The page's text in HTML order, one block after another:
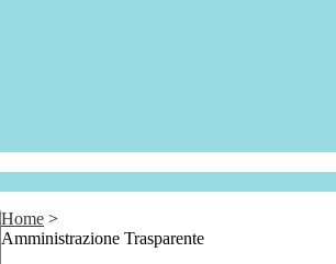
Home >
Amministrazione Trasparente